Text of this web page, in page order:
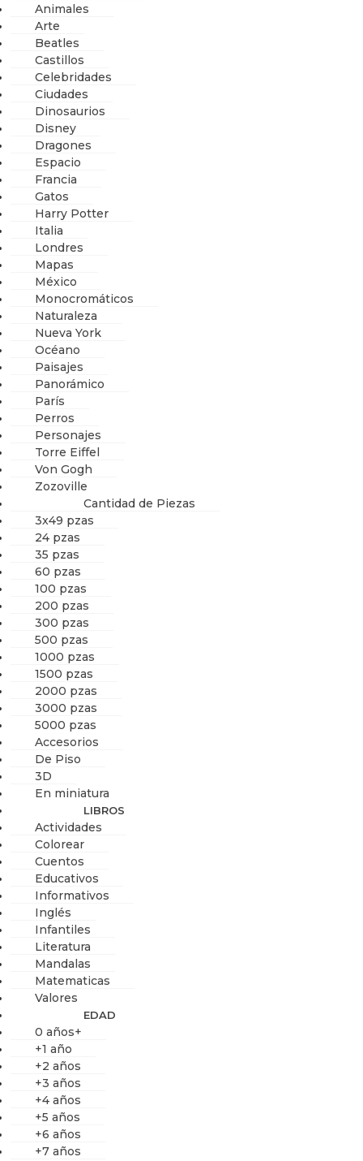
Animales
Arte
Beatles
Castillos
Celebridades
Ciudades
Dinosaurios
Disney
Dragones
Espacio
Francia
Gatos
Harry Potter
Italia
Londres
Mapas
México
Monocromáticos
Naturaleza
Nueva York
Océano
Paisajes
Panorámico
París
Perros
Personajes
Torre Eiffel
Von Gogh
Zozoville
Cantidad de Piezas
3x49 pzas
24 pzas
35 pzas
60 pzas
100 pzas
200 pzas
300 pzas
500 pzas
1000 pzas
1500 pzas
2000 pzas
3000 pzas
5000 pzas
Accesorios
De Piso
3D
En miniatura
LIBROS
Actividades
Colorear
Cuentos
Educativos
Informativos
Inglés
Infantiles
Literatura
Mandalas
Matematicas
Valores
EDAD
0 años+
+1 año
+2 años
+3 años
+4 años
+5 años
+6 años
+7 años